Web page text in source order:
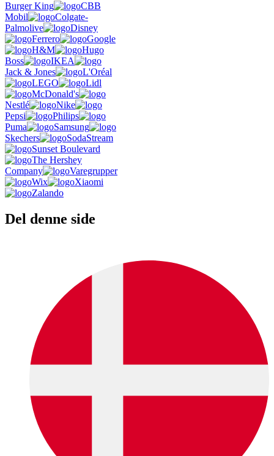
Burger King
CBB
Mobil
Colgate-
Palmolive
Disney
Ferrero
Google
H&M
Hugo
Boss
IKEA
Jack & Jones
L'Oréal
LEGO
Lidl
McDonald's
Nestlé
Nike
Pepsi
Philips
Puma
Samsung
Skechers
SodaStream
Sunset Boulevard
The Hershey
Company
Varegrupper
Wix
Xiaomi
Zalando
Del denne side